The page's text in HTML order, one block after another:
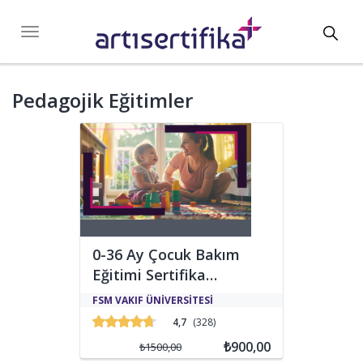
Toggle
Pedagojik Eğitimler
0-36 Ay Çocuk Bakım
Eğitimi Sertifika
Programı
0-36 ay çocuk bakımı, bebeklikten
yaş grubundaki çocukların sağlıklı
amaçlayan bir süreçtir. Bu yaş aralığı,
FSM VAKIF ÜNİVERSİTESİ
4,7 (328)
₺1500,00 ₺900,00